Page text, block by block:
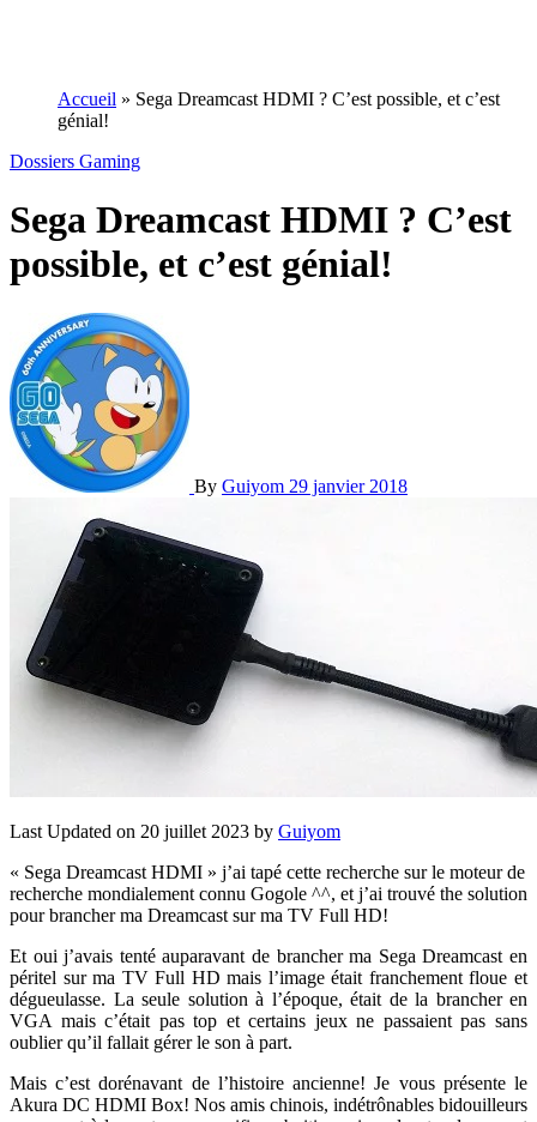
Accueil » Sega Dreamcast HDMI ? C’est possible, et c’est
génial!
Dossiers Gaming
Sega Dreamcast HDMI ? C’est
possible, et c’est génial!
By Guiyom 29 janvier 2018
Last Updated on 20 juillet 2023 by Guiyom
« Sega Dreamcast HDMI » j’ai tapé cette recherche sur le moteur de
recherche mondialement connu Gogole ^^, et j’ai trouvé the solution
pour brancher ma Dreamcast sur ma TV Full HD!
Et oui j’avais tenté auparavant de brancher ma Sega Dreamcast en
péritel sur ma TV Full HD mais l’image était franchement floue et
dégueulasse. La seule solution à l’époque, était de la brancher en
VGA mais c’était pas top et certains jeux ne passaient pas sans
oublier qu’il fallait gérer le son à part.
Mais c’est dorénavant de l’histoire ancienne! Je vous présente le
Akura DC HDMI Box! Nos amis chinois, indétrônables bidouilleurs